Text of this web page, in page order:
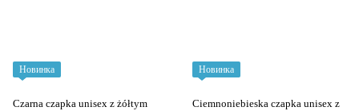
Новинка
Czarna czapka unisex z żółtym
Новинка
Ciemnoniebieska czapka unisex z